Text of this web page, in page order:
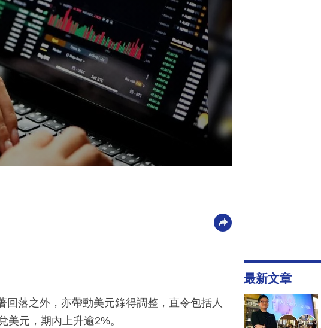
落之外，亦帶動美元錄得調整，直令包括人
美元，期內上升逾2%。
最新文章